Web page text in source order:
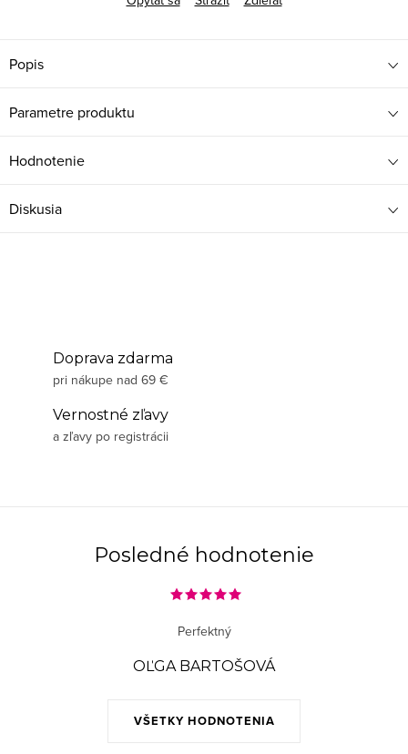
Popis
Parametre produktu
Hodnotenie
Diskusia
Doprava zdarma
pri nákupe nad 69 €
Vernostné zľavy
a zľavy po registrácii
Posledné hodnotenie
VŠETKY HODNOTENIA
Perfektný
OĽGA BARTOŠOVÁ